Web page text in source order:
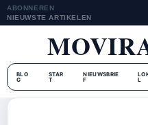
ABONNEREN
NIEUWSTE ARTIKELEN
BLO
G
STAR
T
NIEUWSBRIE
F
L